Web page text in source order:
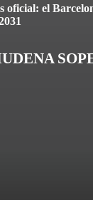
oficial: el